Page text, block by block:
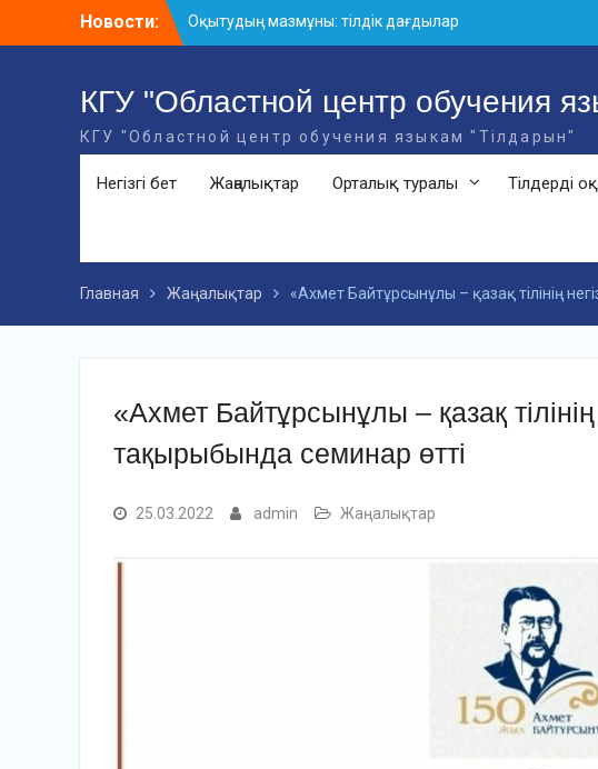
Новости:
Оқытудың мазмұны: тілдік дағдылар
және инновациялық стратегиялар
«ҮЗДІК ОҚЫТУШЫ-2026» ОБЛЫСТЫҚ
БАЙҚАУЫ
«Мемлекеттік тіл – Тәуелсіздік
КГУ "Областной центр обучения
КГУ "Областной центр обучения языкам "Тілдарын"
Негізгі бет Жаңалықтар Орталық туралы Тілдерді
Главная Жаңалықтар «Ахмет Байтұрсынұлы – қазақ тілінің
«Ахмет Байтұрсынұлы – қазақ
тақырыбында семинар өтті
25.03.2022 admin Жаңалықтар